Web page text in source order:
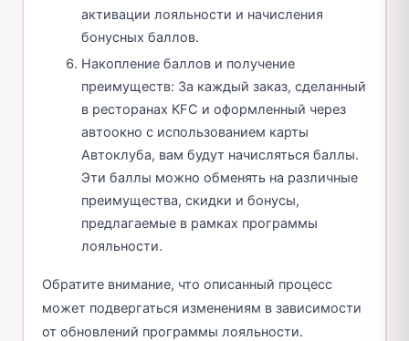
активации лояльности и начисления
бонусных баллов.
Накопление баллов и получение
преимуществ: За каждый заказ, сделанный
в ресторанах KFC и оформленный через
автоокно с использованием карты
Автоклуба, вам будут начисляться баллы.
Эти баллы можно обменять на различные
преимущества, скидки и бонусы,
предлагаемые в рамках программы
лояльности.
Обратите внимание, что описанный процесс
может подвергаться изменениям в зависимости
от обновлений программы лояльности.